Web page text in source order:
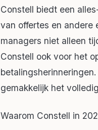
Constell biedt een
van offertes en andere
managers niet alleen
Constell ook voor het
gemakkelijk het
Waarom Constell in